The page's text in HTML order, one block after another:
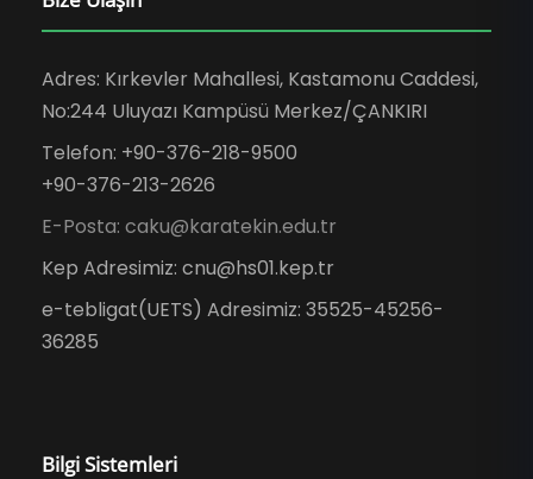
Adres: Kırkevler Mahallesi, Kastamonu Caddesi,
No:244 Uluyazı Kampüsü Merkez/ÇANKIRI
Telefon: +90-376-218-9500
+90-376-213-2626
E-Posta: caku@karatekin.edu.tr
Kep Adresimiz: cnu@hs01.kep.tr
e-tebligat(UETS) Adresimiz: 35525-45256-
36285
Bilgi Sistemleri